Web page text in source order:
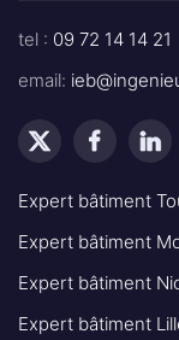
tel : 09 72 14 14 21
email:
Expert bâtiment
Expert bâtiment
Expert bâtiment
Expert bâtiment